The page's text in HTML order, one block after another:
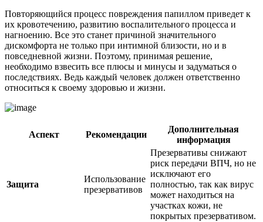
Повторяющийся процесс повреждения папиллом приведет к
их кровотечению, развитию воспалительного процесса и
нагноению. Все это станет причиной значительного
дискомфорта не только при интимной близости, но и в
повседневной жизни. Поэтому, принимая решение,
необходимо взвесить все плюсы и минусы и задуматься о
последствиях. Ведь каждый человек должен ответственно
относиться к своему здоровью и жизни.
Аспект Рекомендации
Дополнительная
информация
Защита
Использование
презервативов
Презервативы снижают
риск передачи ВПЧ, но не
исключают его
полностью, так как вирус
может находиться на
участках кожи, не
покрытых презервативом.